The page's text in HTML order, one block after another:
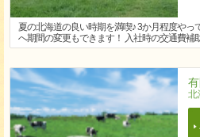
夏の北海道の良い時期を満喫♪ 3か月程度や
へ期間の変更もできます！ 入社時の交通費補
北